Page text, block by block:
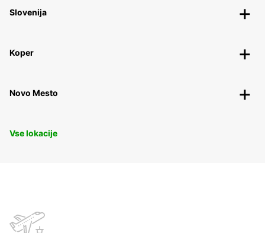
Slovenija
Koper
Novo Mesto
Vse lokacije